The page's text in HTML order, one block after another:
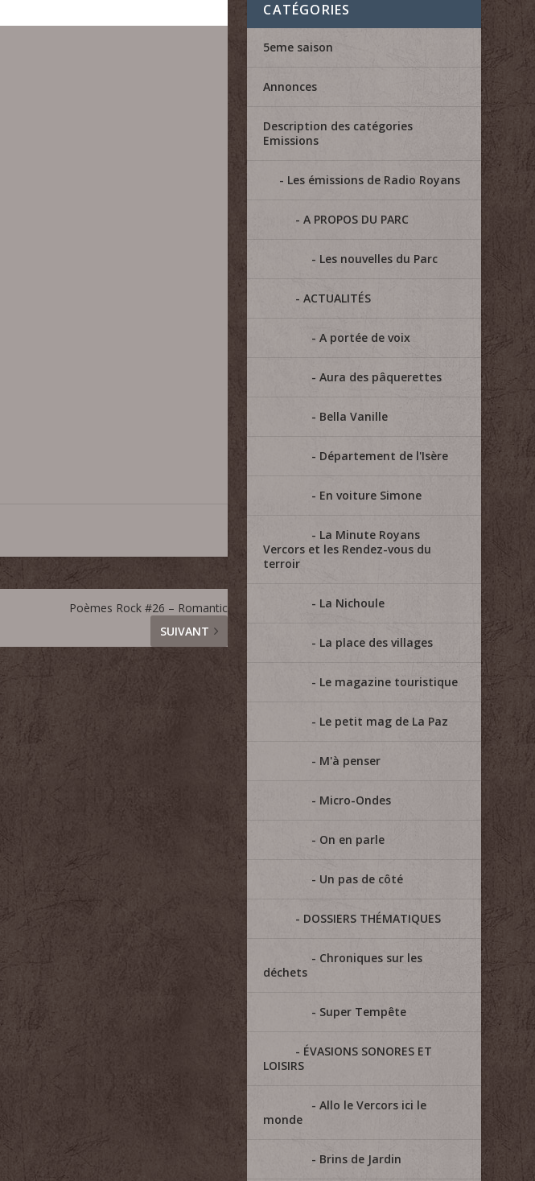
Poèmes Rock #26 – Romantic
SUIVANT
CATÉGORIES
5eme saison
Annonces
Description des catégories
Emissions
Les émissions de Radio Royans
A PROPOS DU PARC
Les nouvelles du Parc
ACTUALITÉS
A portée de voix
Aura des pâquerettes
Bella Vanille
Département de l'Isère
En voiture Simone
La Minute Royans
Vercors et les Rendez-vous du
terroir
La Nichoule
La place des villages
Le magazine touristique
Le petit mag de La Paz
M'à penser
Micro-Ondes
On en parle
Un pas de côté
DOSSIERS THÉMATIQUES
Chroniques sur les
déchets
Super Tempête
ÉVASIONS SONORES ET
LOISIRS
Allo le Vercors ici le
monde
Brins de Jardin